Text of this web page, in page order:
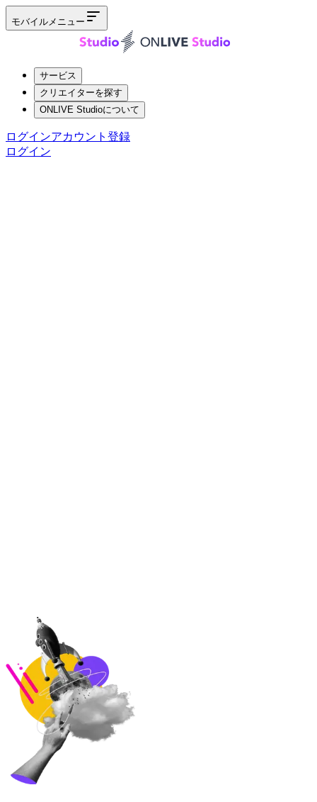
モバイルメニュー
サービス
クリエイターを探す
ONLIVE Studioについて
ログインアカウント登録
ログイン